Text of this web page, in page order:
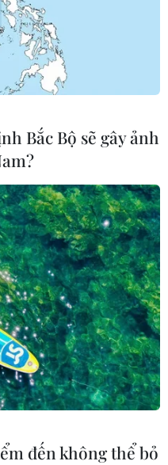
Bắc Bộ sẽ gây ảnh
đến không thể bỏ